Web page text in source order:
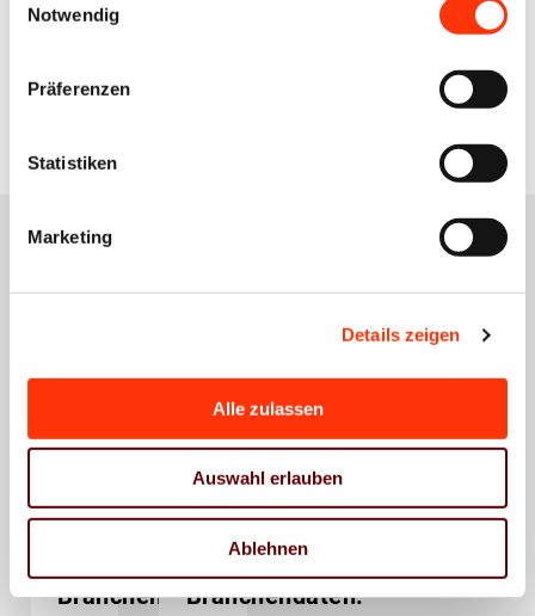
Notwendig
Präferenzen
Statistiken
Marketing
Details zeigen
Alle zulassen
Auswahl erlauben
Ablehnen
Zur Übersicht
Das könnte Sie auch
Wirtschaftspolitik
Branchendaten:
Wirtschaftspolitik
BVDM-
Branchendaten: